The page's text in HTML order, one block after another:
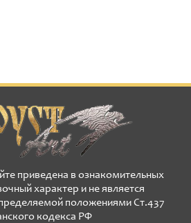
приведена в ознакомительных
характер и не является
положениями Ст.437
кодекса РФ